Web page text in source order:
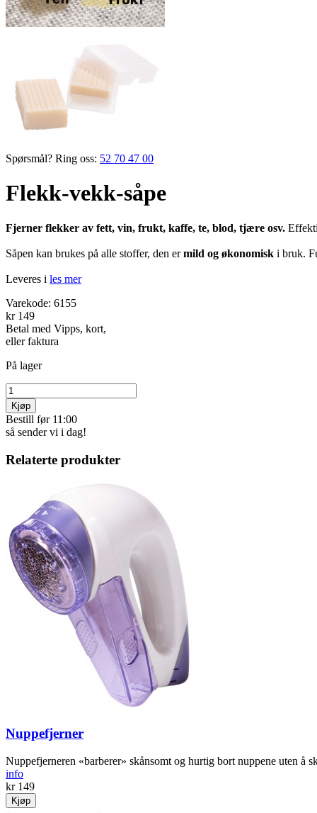
Spørsmål? Ring oss: 52 70 47 00
Flekk-vekk-såpe
Fjerner flekker av fett, vin, frukt, kaffe, te, blod, tjære osv.
Såpen kan brukes på alle stoffer, den ermild og økonomisk i bruk.
Leveres i les mer
Varekode: 6155
kr 149
Betal med Vipps, kort,
eller faktura
På lager
Kjøp
Bestill før 11:00
så sender vi i dag!
Relaterte produkter
Nuppefjerner
Nuppefjerneren «barberer» skånsomt og hurtig bort nuppene uten å
info
kr 149
Kjøp